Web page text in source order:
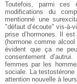
Toutefois, parmi ces
modifications du
mentionné une
"défaut d’écoute" vis-à-
prise d’hormones. Il
(hormone comme
évident que ça ne
consentement
femmes par les
sociale. La
attention nouvelle à